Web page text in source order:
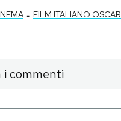
- FILM ITALIANO OSCAR
i commenti